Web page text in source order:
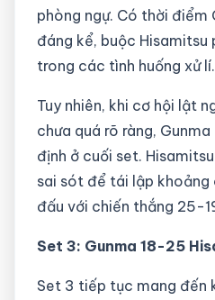
phòng ngự. Có thời điểm
đáng kể, buộc Hisamitsu
trong các tình huống xử lí.
Tuy nhiên, khi cơ hội lật
chưa quá rõ ràng,
định ở cuối set.
sai sót để tái lập
đấu với chiến thắng 25-
Set 3: Gunma 18-25
Set 3 tiếp tục mang đến